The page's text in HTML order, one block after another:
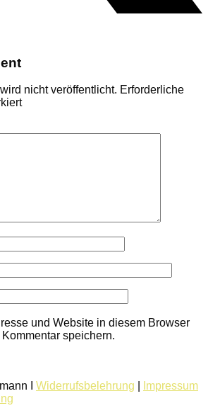
nicht veröffentlicht. Erforderliche
und Website in diesem Browser
speichern.
I Widerrufsbelehrung
Impressum